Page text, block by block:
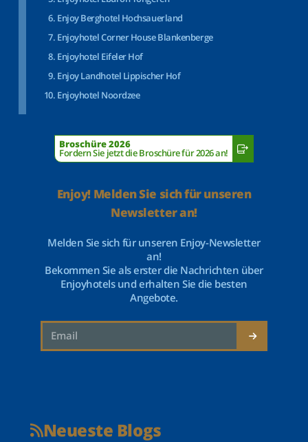
Enjoy Berghotel Hochsauerland
Enjoyhotel Corner House Blankenberge
Enjoyhotel Eifeler Hof
Enjoy Landhotel Lippischer Hof
Enjoyhotel Noordzee
Broschüre 2026
Fordern Sie jetzt die Broschüre für 2026 an!
Enjoy! Melden Sie sich für unseren
Newsletter an!
Melden Sie sich für unseren Enjoy-Newsletter
an!
Bekommen Sie als erster die Nachrichten über
Enjoyhotels und erhalten Sie die besten
Angebote.
Neueste Blogs